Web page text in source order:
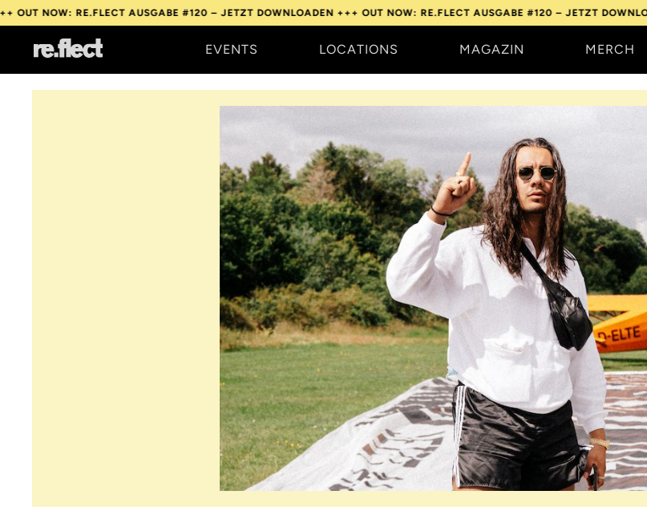
RE.FLECT AUSGABE #120 – JETZT DOWNLOADEN +++OUT NOW: RE.FLECT AUSGABE #120 – JETZT DOWNLOADEN +++
EVENTS LOCATIONS MAGAZIN MERCH